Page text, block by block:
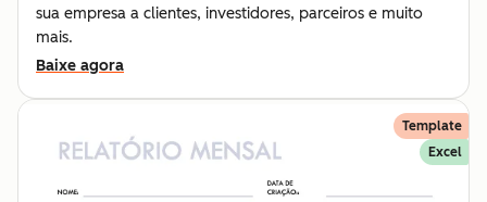
sua empresa a clientes, investidores, parceiros e muito
mais.
Baixe agora
Template
Excel